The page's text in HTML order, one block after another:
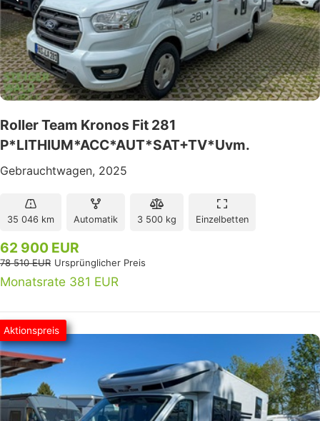
Roller Team Kronos Fit 281
P*LITHIUM*ACC*AUT*SAT+TV*Uvm.
Gebrauchtwagen, 2025
35 046 km Automatik 3 500 kg Einzelbetten
62 900 EUR
78 510 EUR Ursprünglicher Preis
Monatsrate 381 EUR
Aktionspreis